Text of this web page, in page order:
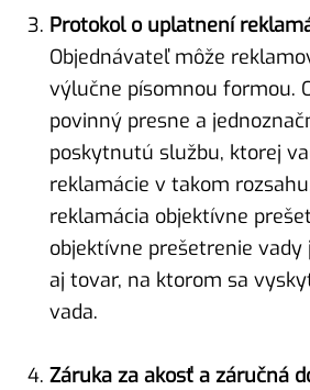
Protokol o uplatnení
Objednávateľ môže
výlučne písomnou formou.
povinný presne a
poskytnutú službu, ktorej
reklamácie v takom
reklamácia objektívne
objektívne prešetrenie vady
aj tovar, na ktorom sa
vada.
Záruka za akosť a záručná